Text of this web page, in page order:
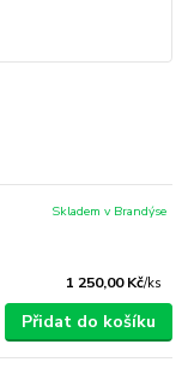
1 250,00 Kč/ks
Skladem v Brandýse
Přidat do košíku